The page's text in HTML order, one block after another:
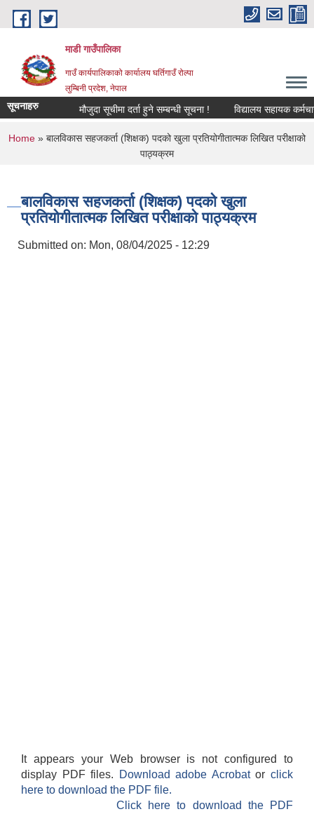
Skip to main content
माडी गाउँपालिका
गाउँ कार्यपालिकाको कार्यालय घर्तिगाउँ रोल्पा
लुम्बिनी प्रदेश, नेपाल
सूचनाहरु मौजुदा सूचीमा दर्ता हुने सम्बन्धी सूचना ! विद्यालय सहायक कर्मचारी
You are here
Home » बालविकास सहजकर्ता (शिक्षक) पदको खुला प्रतियोगीतात्मक लिखित परीक्षाको
पाठ्यक्रम
बालविकास सहजकर्ता (शिक्षक) पदको खुला
प्रतियोगीतात्मक लिखित परीक्षाको पाठ्यक्रम
Submitted on: Mon, 08/04/2025 - 12:29
It appears your Web browser is not configured to
display PDF files.
Download adobe Acrobatorclick
here to download the PDF file.
Click here to download the PDF